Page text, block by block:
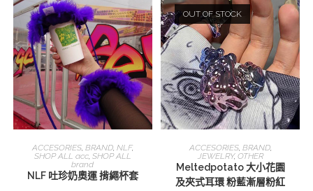
選擇規格
ACCESORIES, BRAND, NLF,
SHOP ALL acc, SHOP ALL
brand
NLF 吐珍奶奧運 揹繩杯套
OUT OF STOCK
查看內容
ACCESORIES, BRAND,
JEWELRY, OTHER
Meltedpotato 大小花園
及夾式耳環 粉藍漸層粉紅